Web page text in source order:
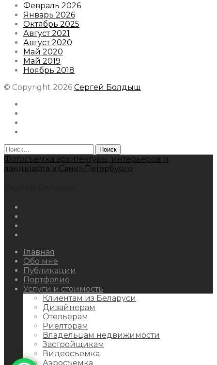
Февраль 2026
Январь 2026
Октябрь 2025
Август 2021
Август 2020
Май 2020
Май 2019
Ноябрь 2018
© Copyright 2026 Сергей Болдыш
Найти:
Фотосъемка архитектуры, интерьеров и
ландшафта в Санкт-Петербурге
Главная
Обо мне
Публикации
Портфолио
Услуги и стоимость
Клиентам из Беларуси
Дизайнерам
Отельерам
Риелторам
Владельцам недвижимости
Застройщикам
Видеосъемка
Аэросъемка